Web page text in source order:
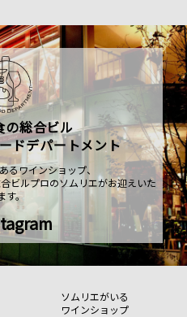
の総合ビル
ドデパートメント
るワインショップ、
ビルプロのソムリエがお迎えいた
す。
ソムリエがいる
ワインショップ